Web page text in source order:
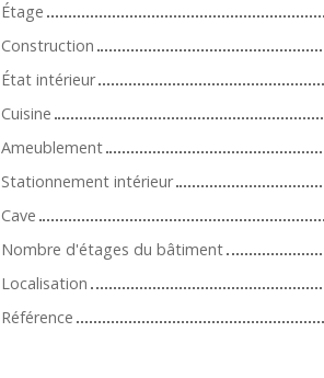
Étage
Construction
État intérieur
Cuisine
Ameublement
Stationnement intérieur
Cave
Nombre d'étages du bâtiment
Localisation
Référence